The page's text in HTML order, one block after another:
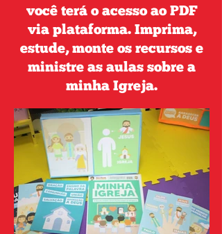
você terá o acesso ao PDF
via plataforma. Imprima,
estude, monte os recursos e
ministre as aulas sobre a
minha Igreja.